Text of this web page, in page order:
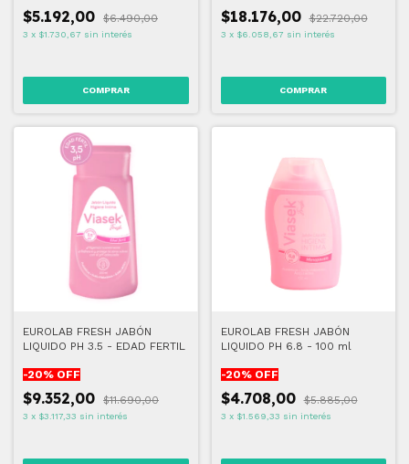
$5.192,00 $6.490,00
3 x $1.730,67 sin interés
$18.176,00 $22.720,00
3 x $6.058,67 sin interés
EUROLAB FRESH JABÓN
LIQUIDO PH 3.5 - EDAD FERTIL
-20% OFF
$9.352,00 $11.690,00
3 x $3.117,33 sin interés
EUROLAB FRESH JABÓN
LIQUIDO PH 6.8 - 100 ml
-20% OFF
$4.708,00 $5.885,00
3 x $1.569,33 sin interés